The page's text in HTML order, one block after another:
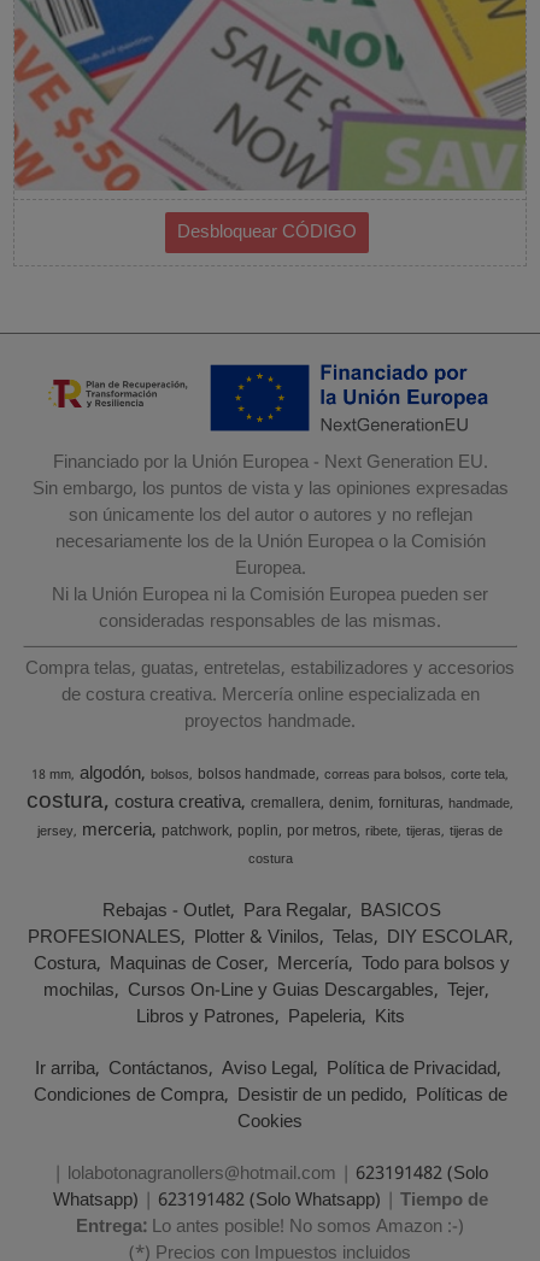
Financiado por la Unión Europea - Next Generation EU.
Sin embargo, los puntos de vista y las opiniones expresadas
son únicamente los del autor o autores y no reflejan
necesariamente los de la Unión Europea o la Comisión
Europea.
Ni la Unión Europea ni la Comisión Europea pueden ser
consideradas responsables de las mismas.
Compra telas, guatas, entretelas, estabilizadores y accesorios
de costura creativa. Mercería online especializada en
proyectos handmade.
18 mm algodón bolsos bolsos handmade correas para bolsos corte tela
costura costura creativa cremallera denim fornituras handmade
jersey merceria patchwork poplin por metros ribete tijeras tijeras de
costura
Rebajas - Outlet Para Regalar BASICOS
PROFESIONALES Plotter & Vinilos Telas DIY ESCOLAR
Costura Maquinas de Coser Mercería Todo para bolsos y
mochilas Cursos On-Line y Guias Descargables Tejer
Libros y Patrones Papeleria Kits
Ir arriba Contáctanos Aviso Legal Política de Privacidad
Condiciones de Compra Desistir de un pedido Políticas de
Cookies
| lolabotonagranollers@hotmail.com | 623191482 (Solo
Whatsapp) | 623191482 (Solo Whatsapp) | Tiempo de
Entrega:Lo antes posible! No somos Amazon :-)
(*) Precios con Impuestos incluidos